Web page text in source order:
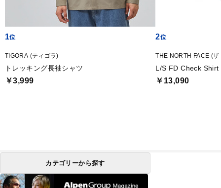
1
TIGORA (ティゴラ)
トレッキング長袖シャツ
￥3,999
2
THE NORTH FACE (
L/S FD Check Shirt
￥13,090
カテゴリーから探す